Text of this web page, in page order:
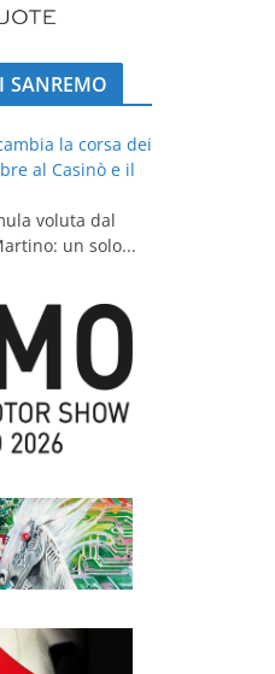
SANREMO
la corsa dei
al Casinò e il
voluta dal
un solo...